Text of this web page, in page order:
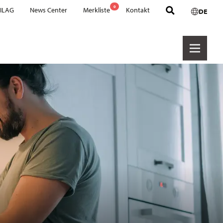
News Center Merkliste 0 Kontakt DE